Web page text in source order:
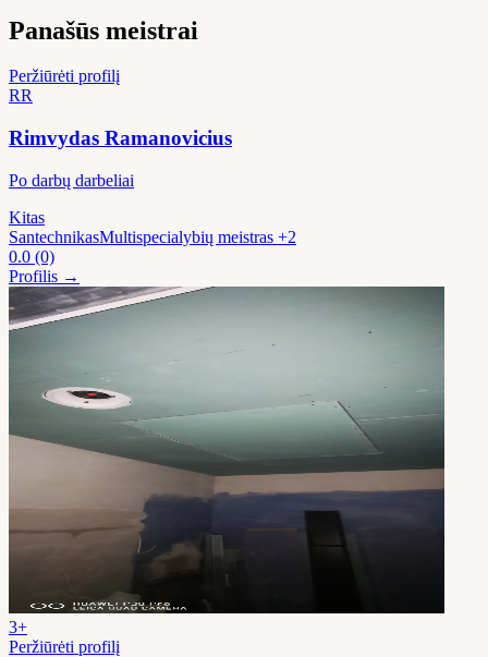
Panašūs meistrai
Peržiūrėti profilį
RR
Rimvydas Ramanovicius
Po darbų darbeliai
Kitas
SantechnikasMultispecialybių meistras +2
0.0 (0)
Profilis →
3+
Peržiūrėti profilį